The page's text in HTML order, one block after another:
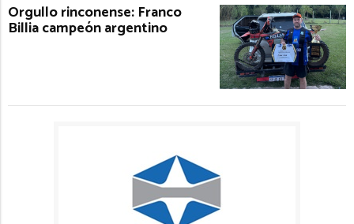
Orgullo rinconense: Franco
Billia campeón argentino